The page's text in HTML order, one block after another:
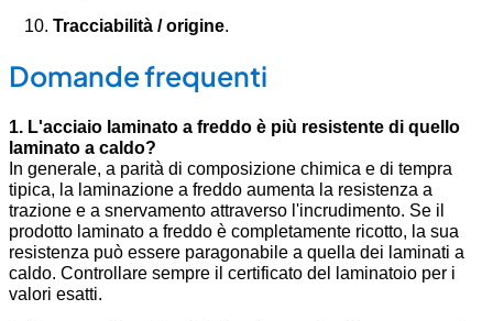
Tracciabilità / origine.
Domande frequenti
1. L'acciaio laminato a freddo è più resistente di quello
laminato a caldo?
In generale, a parità di composizione chimica e di tempra
tipica, la laminazione a freddo aumenta la resistenza a
trazione e a snervamento attraverso l'incrudimento. Se il
prodotto laminato a freddo è completamente ricotto, la sua
resistenza può essere paragonabile a quella dei laminati a
caldo. Controllare sempre il certificato del laminatoio per i
valori esatti.